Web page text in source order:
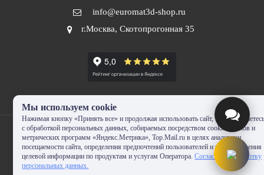
info@euromat3d-shop.ru
г.Москва, Скотопрогонная 35
© 2010-2024 - EUROMAT|3D-SHOP.RU. Все права защищены. Копирование
Мы используем cookie
Нажимая кнопку «Принять все» и продолжая использовать сайт, Вы
с обработкой персональных данных, собираемых посредством cookie-файлов и
метрических программ «Яндекс.Метрика», Top.Mail.ru в целях аналитики
посещаемости сайта, определения предпочтений пользователей и предоставления
целевой информации по продуктам и услугам Оператора.Согласие на обработку
персональных данных.